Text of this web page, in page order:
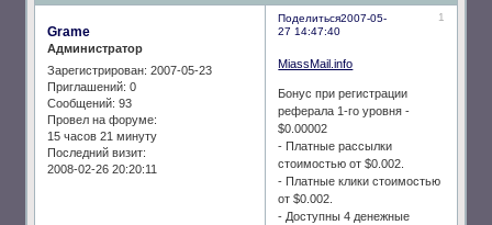
Поделиться 1
2007-05-
27 14:47:40
Grame
Администратор
Зарегистрирован: 2007-05-23
Приглашений: 0
Сообщений: 93
Провел на форуме:
15 часов 21 минуту
Последний визит:
2008-02-26 20:20:11
MiassMail.info
Бонус при регистрации
реферала 1-го уровня -
$0.00002
- Платные рассылки
стоимостью от $0.002.
- Платные клики стоимостью
от $0.002.
- Доступны 4 денежные